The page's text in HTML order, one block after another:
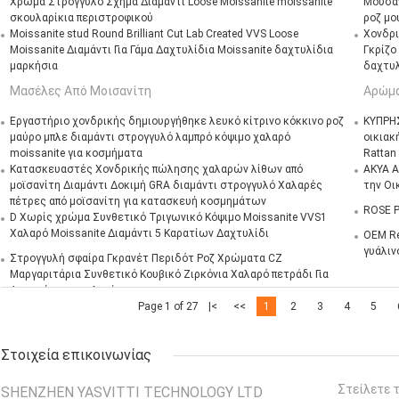
σκουλαρίκια περιστροφικού
Moissanite stud Round Brilliant Cut Lab Created VVS Loose
Moissanite Διαμάντι Για Γάμα Δαχτυλίδια Moissanite δαχτυλίδια
μαρκήσια
ροζ
Μασέλες Από Μοισανίτη
Εργαστήριο χονδρικής δημιουργήθηκε λευκό κίτρινο κόκκινο ροζ
μαύρο μπλε διαμάντι στρογγυλό λαμπρό κόψιμο χαλαρό
moissanite για κοσμήματα
Κατασκευαστές Χονδρικής πώλησης χαλαρών λίθων από
μοϊσανίτη Διαμάντι Δοκιμή GRA διαμάντι στρογγυλό Χαλαρές
πέτρες από μοϊσανίτη για κατασκευή κοσμημάτων
D Χωρίς χρώμα Συνθετικό Τριγωνικό Κόψιμο Moissanite VVS1
Χαλαρό Moissanite Διαμάντι 5 Καρατίων Δαχτυλίδι
Στρογγυλή σφαίρα Γκρανέτ Περιδότ Ροζ Χρώματα CZ
Μαργαριτάρια Συνθετικό Κουβικό Ζιρκόνια Χαλαρό πετράδι Για
Δαμασένια σκουλαρίκια
Rattan
ΑΚΥΑ
την
ROSE
OEM
Page 1 of 27 |< << 1 2 3 4 5
Στοιχεία επικοινωνίας
SHENZHEN YASVITTI TECHNOLOGY LTD Στείλετε